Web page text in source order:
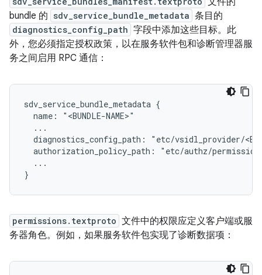
bundle 的 sdv_service_bundle_metadata 条目的
diagnostics_config_path 字段中添加这些目标。此
外，您必须指定授权政策，以在服务软件包和诊断管理器服
务之间启用 RPC 通信：
sdv_service_bundle_metadata {
  name: "<BUNDLE-NAME>"
  ...
diagnostics_config_path: "etc/vsidl_provider/
authorization_policy_path: "etc/authz/
  ...
permissions.textproto 文件中的权限应定义客户端或服
务器角色。例如，如果服务软件包实现了诊断数据项：